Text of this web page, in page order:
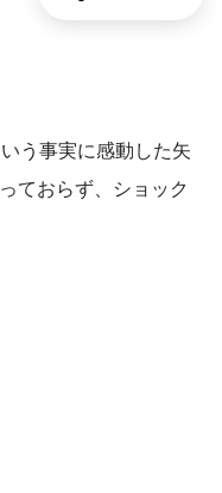
う事実に感動した矢
ておらず、ショック